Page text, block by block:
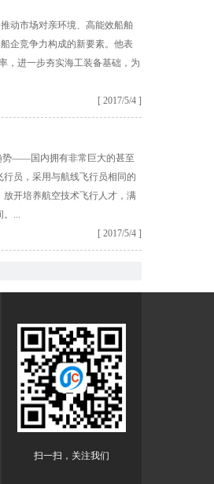
动市场对亲环境、高能效船舶
企竞争力构成的新要素。他表
，进一步夯实海工装备基础，为
[ 2017/5/4 ]
势——国内拥有非常巨大的甚至
员，采用与航线飞行员相同的
开培养航空技术飞行人才，满
。...
[ 2017/5/4 ]
扫一扫，关注我们